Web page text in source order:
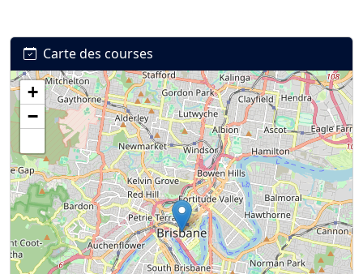
Connexion S’inscrire mot de passe oublié ?
Carte des courses
+
−